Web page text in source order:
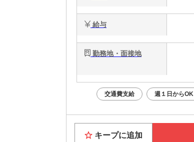
給与
勤務地・面接地
交通費支給 週１日からOK
キープに追加